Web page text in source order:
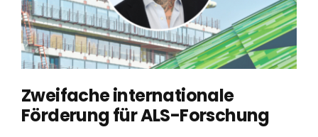
Zweifache internationale
Förderung für ALS-Forschung